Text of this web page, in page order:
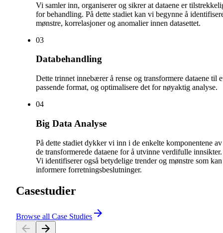
Vi samler inn, organiserer og sikrer at dataene er
for behandling. På dette stadiet kan vi begynne å
mønstre, korrelasjoner og anomalier innen datasettet.
03
Databehandling
Dette trinnet innebærer å rense og transformere dataene til
passende format, og optimalisere det for nøyaktig analyse.
04
Big Data Analyse
På dette stadiet dykker vi inn i de enkelte komponentene av
de transformerede dataene for å utvinne verdifulle innsikter.
Vi identifiserer også betydelige trender og mønstre som kan
informere forretningsbeslutninger.
Casestudier
Browse all Case Studies